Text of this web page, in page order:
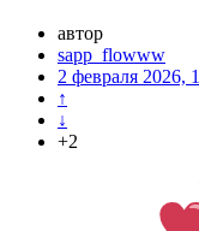
автор
sapp_flowww
2 февраля 2026,
↑
↓
+2